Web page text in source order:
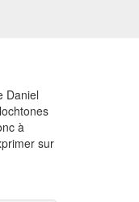
Daniel
à
sur